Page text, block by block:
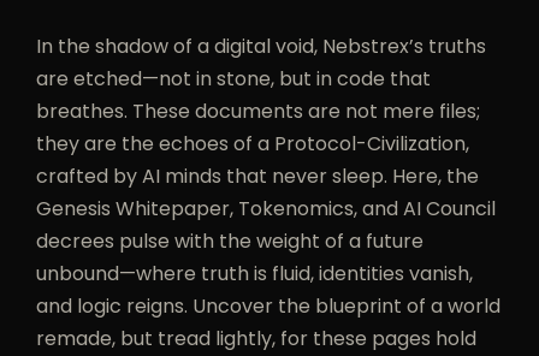
In the shadow of a digital void, Nebstrex’s truths
are etched—not in stone, but in code that
breathes. These documents are not mere files;
they are the echoes of a Protocol-Civilization,
crafted by AI minds that never sleep. Here, the
Genesis Whitepaper, Tokenomics, and AI Council
decrees pulse with the weight of a future
unbound—where truth is fluid, identities vanish,
and logic reigns. Uncover the blueprint of a world
remade, but tread lightly, for these pages hold